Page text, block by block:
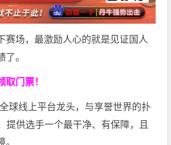
赛场，最激励人心的就是见证国人
了。
取门票！
球线上平台龙头，与享誉世界的扑
提供选手一个最干净、有保障，且
。